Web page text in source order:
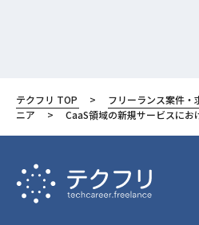
テクフリ TOP フリーランス案件・
ニア
CaaS領域の新規サービスにお